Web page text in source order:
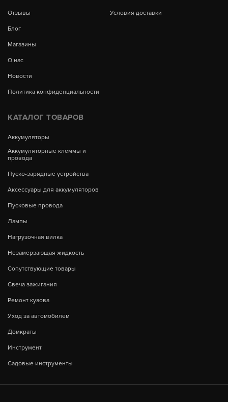
Отзывы
Блог
Магазины
О нас
Новости
Политика конфиденциальности
Условия доставки
КАТАЛОГ ТОВАРОВ
Аккумуляторы
Аккумуляторные клеммы и
провода
Пуско-зарядные устройства
Аксессуары для аккумуляторов
Пусковые провода
Лампы
Нагрузочная вилка
Незамерзающая жидкость
Сопутствующие товары
Свеча зажигания
Ремонт кузова
Уход за автомобилем
Домкраты
Инструмент
Садовые инструменты